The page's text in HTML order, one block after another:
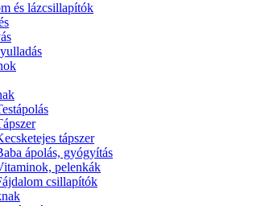
és lázcsillapítók
tápszer
ápolás, gyógyítás
pelenkák
csillapítók